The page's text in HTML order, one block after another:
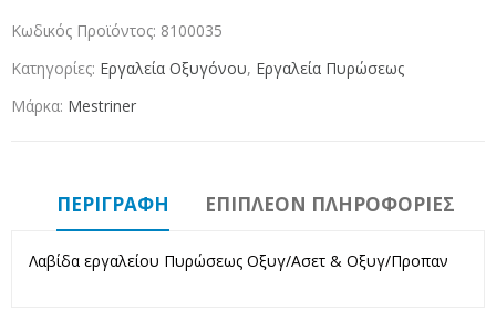
Κωδικός Προϊόντος: 8100035
Κατηγορίες: Εργαλεία Οξυγόνου, Εργαλεία Πυρώσεως
Μάρκα: Mestriner
ΠΕΡΙΓΡΑΦΉ ΕΠΙΠΛΈΟΝ ΠΛΗΡΟΦΟΡΊΕΣ
Λαβίδα εργαλείου Πυρώσεως Οξυγ/Ασετ & Οξυγ/Προπαν